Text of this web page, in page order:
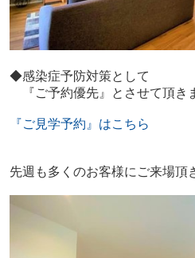
◆感染症予防対策として
『ご予約優先』とさせて頂き
『ご見学予約』はこちら
先週も多くのお客様にご来場頂